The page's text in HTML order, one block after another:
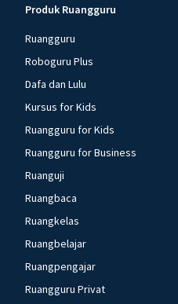
Produk Ruangguru
Ruangguru
Roboguru Plus
Dafa dan Lulu
Kursus for Kids
Ruangguru for Kids
Ruangguru for Business
Ruanguji
Ruangbaca
Ruangkelas
Ruangbelajar
Ruangpengajar
Ruangguru Privat